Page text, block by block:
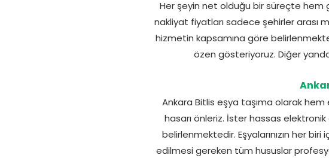
Her şeyin net olduğu bir süreçte hem
nakliyat fiyatları sadece şehirler arası
hizmetin kapsamına göre
özen gösteriyoruz. Diğer
Ankara Bitlis eşya taşıma olarak hem
hasarı önleriz. İster hassas elektronik
belirlenmektedir. Eşyalarınızın her
edilmesi gereken tüm hususlar